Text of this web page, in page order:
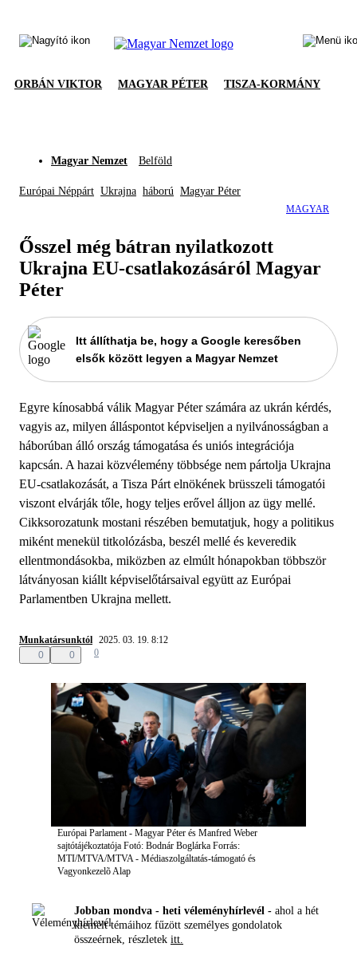
ORBÁN VIKTOR MAGYAR PÉTER TISZA-KORMÁNY
Magyar Nemzet Belföld
Európai Néppárt Ukrajna háború Magyar Péter
MAGYAR
Ősszel még bátran nyilatkozott
Ukrajna EU-csatlakozásáról Magyar
Péter
Itt állíthatja be, hogy a Google keresőben
elsők között legyen a Magyar Nemzet
Egyre kínosabbá válik Magyar Péter számára az ukrán kérdés,
vagyis az, milyen álláspontot képviseljen a nyilvánosságban a
háborúban álló ország támogatása és uniós integrációja
kapcsán. A hazai közvélemény többsége nem pártolja Ukrajna
EU-csatlakozását, a Tisza Párt elnökének brüsszeli támogatói
viszont elvárják tőle, hogy teljes erővel álljon az ügy mellé.
Cikksorozatunk mostani részében bemutatjuk, hogy a politikus
miként menekül titkolózásba, beszél mellé és keveredik
ellentmondásokba, miközben az elmúlt hónapokban többször
látványosan kiállt képviselőtársaival együtt az Európai
Parlamentben Ukrajna mellett.
Munkatársunktól 2025. 03. 19. 8:12
0
0 0
Európai Parlament - Magyar Péter és Manfred Weber
sajtótájékoztatója Fotó: Bodnár Boglárka Forrás:
MTI/MTVA/MTVA - Médiaszolgáltatás-támogató és
Vagyonkezelõ Alap
Jobban mondva - heti véleményhírlevél - ahol a hét
kiemelt témáihoz fűzött személyes gondolatok
összeérnek, részletek itt.